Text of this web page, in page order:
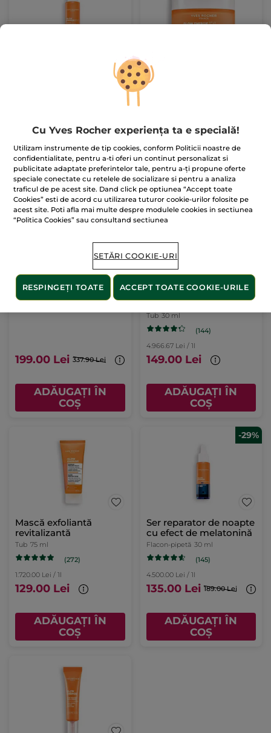
129.00 Lei 179.00 Lei
ADĂUGAȚI ÎN
COȘ
Cremă Iluminatoare cu
Vitamina C
Cutie
119.00 Lei 169.00 Lei
ADĂUGAȚI ÎN
COȘ
-41%
Set Glow Energie
199.00 Lei 337.90 Lei
ADĂUGAȚI ÎN
COȘ
Cremă antirid multi-
protecție FPS 50+
Tub 30 ml
(144)
4.966.67 Lei / 1l
149.00 Lei
ADĂUGAȚI ÎN
COȘ
Mască exfoliantă
revitalizantă
Tub 75 ml
(272)
1.720.00 Lei / 1l
129.00 Lei
ADĂUGAȚI ÎN
COȘ
-29%
Ser reparator de noapte
cu efect de melatonină
Flacon-pipetă 30 ml
(145)
4.500.00 Lei / 1l
135.00 Lei 189.00 Lei
ADĂUGAȚI ÎN
COȘ
Cu Yves Rocher experiența ta e specială!
Utilizam instrumente de tip cookies, conform Politicii noastre de
confidentialitate, pentru a-ti oferi un continut personalizat si
publicitate adaptate preferintelor tale, pentru a-ți propune oferte
speciale conectate cu retelele de socializare si pentru a analiza
traficul de pe acest site. Dand click pe optiunea “Accept toate
Cookies” esti de acord cu utilizarea tuturor cookie-urilor folosite pe
acest site. Poti afla mai multe despre modulele cookies in sectiunea
“Politica Cookies” sau consultand sectiunea
SETĂRI COOKIE-URI
RESPINGEȚI TOATE ACCEPT TOATE COOKIE-URILE